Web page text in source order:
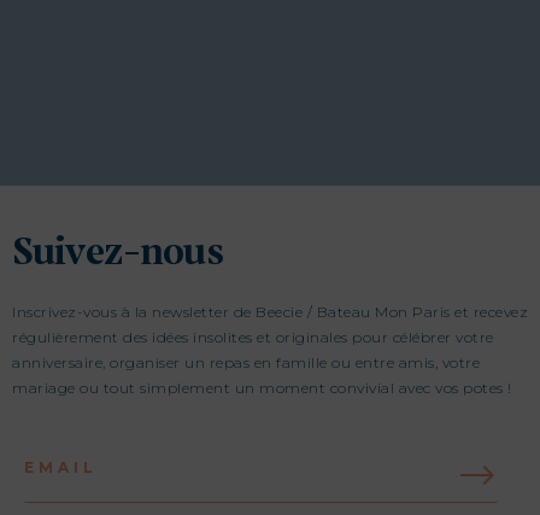
Suivez-nous
Inscrivez-vous à la newsletter de Beecie / Bateau Mon Paris et recevez
régulièrement des idées insolites et originales pour célébrer votre
anniversaire, organiser un repas en famille ou entre amis, votre
mariage ou tout simplement un moment convivial avec vos potes !
EMAIL